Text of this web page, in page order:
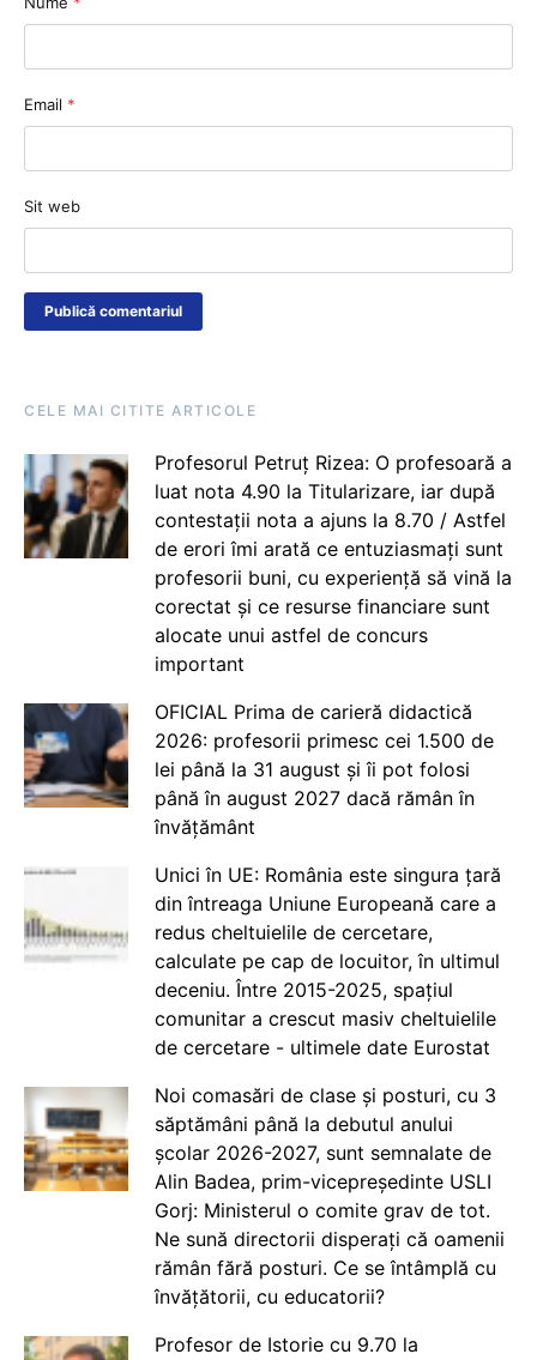
Email *
Sit web
CELE MAI CITITE ARTICOLE
Profesorul Petruț Rizea: O profesoară a
luat nota 4.90 la Titularizare, iar după
contestații nota a ajuns la 8.70 / Astfel
de erori îmi arată ce entuziasmați sunt
profesorii buni, cu experiență să vină la
corectat și ce resurse financiare sunt
alocate unui astfel de concurs
important
OFICIAL Prima de carieră didactică
2026: profesorii primesc cei 1.500 de
lei până la 31 august și îi pot folosi
până în august 2027 dacă rămân în
învățământ
Unici în UE: România este singura țară
din întreaga Uniune Europeană care a
redus cheltuielile de cercetare,
calculate pe cap de locuitor, în ultimul
deceniu. Între 2015-2025, spațiul
comunitar a crescut masiv cheltuielile
de cercetare - ultimele date Eurostat
Noi comasări de clase și posturi, cu 3
săptămâni până la debutul anului
școlar 2026-2027, sunt semnalate de
Alin Badea, prim-vicepreședinte USLI
Gorj: Ministerul o comite grav de tot.
Ne sună directorii disperați că oamenii
rămân fără posturi. Ce se întâmplă cu
învățătorii, cu educatorii?
Profesor de Istorie cu 9.70 la